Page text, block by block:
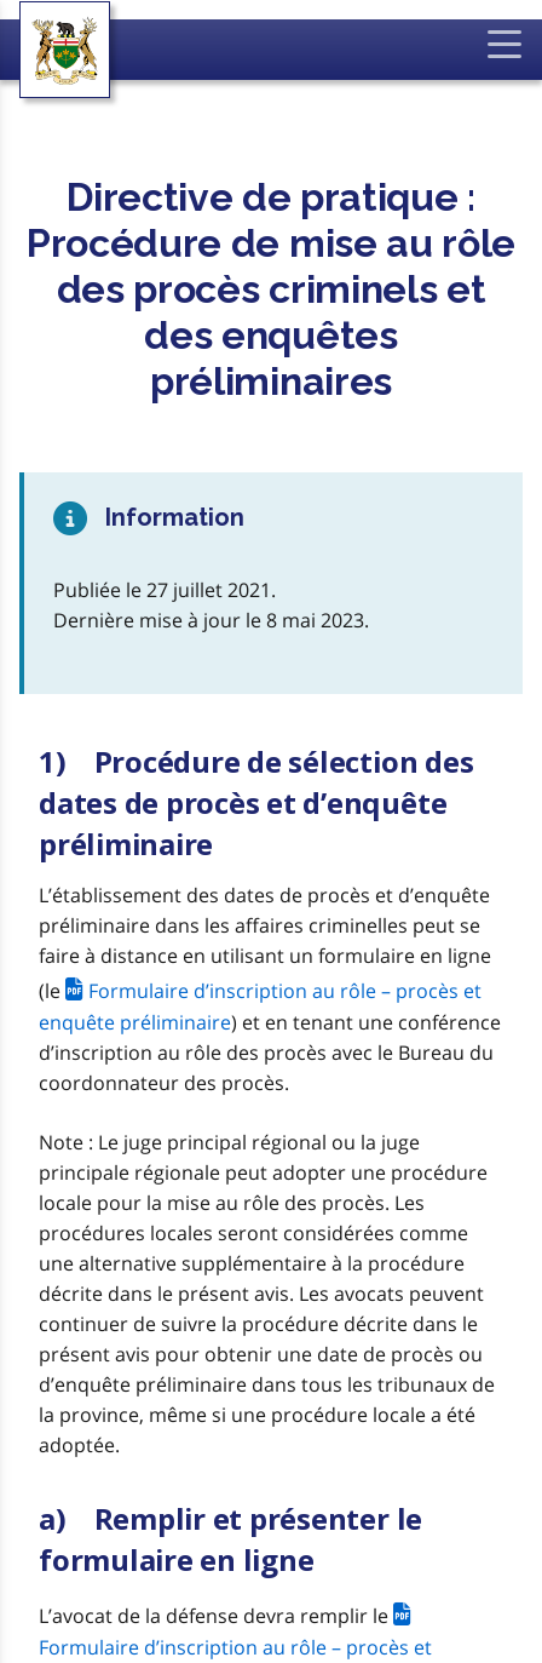
Directive de pratique :
Procédure de mise au rôle
des procès criminels et
des enquêtes
préliminaires
Information
Publiée le 27 juillet 2021.
Dernière mise à jour le 8 mai 2023.
1) Procédure de sélection des
dates de procès et d’enquête
préliminaire
L’établissement des dates de procès et d’enquête
préliminaire dans les affaires criminelles peut se
faire à distance en utilisant un formulaire en ligne
(le
Formulaire d’inscription au rôle – procès et
enquête préliminaire) et en tenant une conférence
d’inscription au rôle des procès avec le Bureau du
coordonnateur des procès.
Note : Le juge principal régional ou la juge
principale régionale peut adopter une procédure
locale pour la mise au rôle des procès. Les
procédures locales seront considérées comme
une alternative supplémentaire à la procédure
décrite dans le présent avis. Les avocats peuvent
continuer de suivre la procédure décrite dans le
présent avis pour obtenir une date de procès ou
d’enquête préliminaire dans tous les tribunaux de
la province, même si une procédure locale a été
adoptée.
a) Remplir et présenter le
formulaire en ligne
L’avocat de la défense devra remplir le
Formulaire d’inscription au rôle – procès et